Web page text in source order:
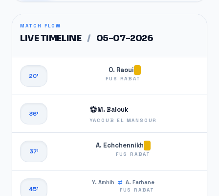
MATCH FLOW
LIVE TIMELINE / 05-07-2026
O. Raoui
FUS RABAT
20'
36' ⚽M. Balouk
YACOUB EL MANSOUR
A. Echchennikh
FUS RABAT
37'
Y. Amhih ⇄ A. Farhane
FUS RABAT
45'